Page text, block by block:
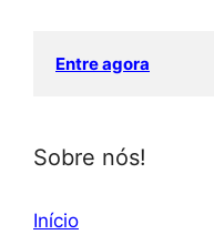
Entre agora
Sobre nós!
Início